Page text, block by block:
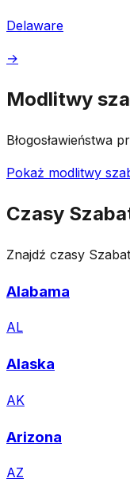
Delaware
→
Modlitwy
Błogosławieństwa
Pokaż modlitwy
Czasy
Znajdź czasy
Alabama
AL
Alaska
AK
Arizona
AZ